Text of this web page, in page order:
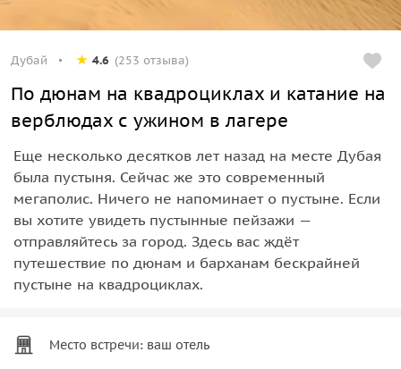
Дубай 4.6 (253 отзыва)
По дюнам на квадроциклах и катание на
верблюдах с ужином в лагере
Еще несколько десятков лет назад на месте Дубая
была пустыня. Сейчас же это современный
мегаполис. Ничего не напоминает о пустыне. Если
вы хотите увидеть пустынные пейзажи —
отправляйтесь за город. Здесь вас ждёт
путешествие по дюнам и барханам бескрайней
пустыне на квадроциклах.
Место встречи: ваш отель